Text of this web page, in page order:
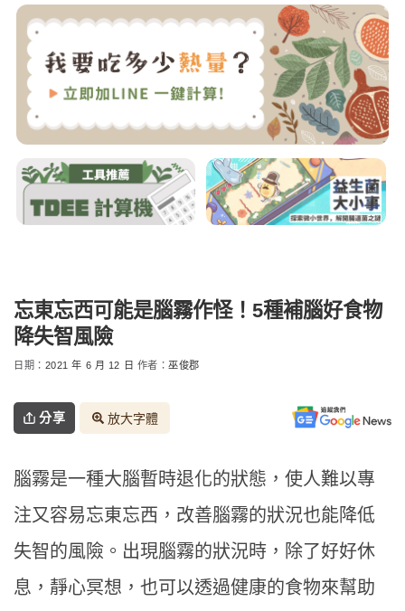
忘東忘西可能是腦霧作怪！5種補腦好食物
降失智風險
日期： 2021 年 6 月 12 日 作者：巫俊郡
分享 放大字體
腦霧是一種大腦暫時退化的狀態，使人難以專
注又容易忘東忘西，改善腦霧的狀況也能降低
失智的風險。出現腦霧的狀況時，除了好好休
息，靜心冥想，也可以透過健康的食物來幫助